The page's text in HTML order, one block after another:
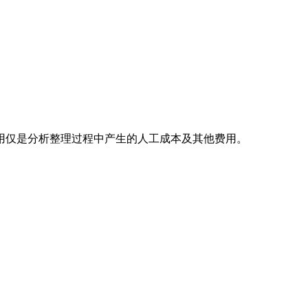
是分析整理过程中产生的人工成本及其他费用。